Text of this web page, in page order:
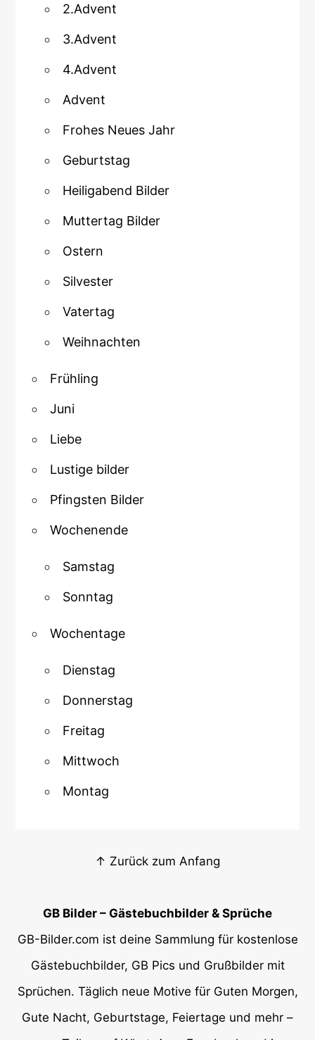
2.Advent
3.Advent
4.Advent
Advent
Frohes Neues Jahr
Geburtstag
Heiligabend Bilder
Muttertag Bilder
Ostern
Silvester
Vatertag
Weihnachten
Frühling
Juni
Liebe
Lustige bilder
Pfingsten Bilder
Wochenende
Samstag
Sonntag
Wochentage
Dienstag
Donnerstag
Freitag
Mittwoch
Montag
↑ Zurück zum Anfang
GB Bilder – Gästebuchbilder & Sprüche
GB-Bilder.com ist deine Sammlung für kostenlose
Gästebuchbilder, GB Pics und Grußbilder mit
Sprüchen. Täglich neue Motive für Guten Morgen,
Gute Nacht, Geburtstage, Feiertage und mehr –